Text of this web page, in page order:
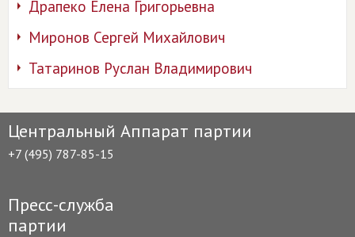
Драпеко Елена Григорьевна
Миронов Сергей Михайлович
Татаринов Руслан Владимирович
Центральный Аппарат партии
+7 (495) 787-85-15
Пресс-служба
партии